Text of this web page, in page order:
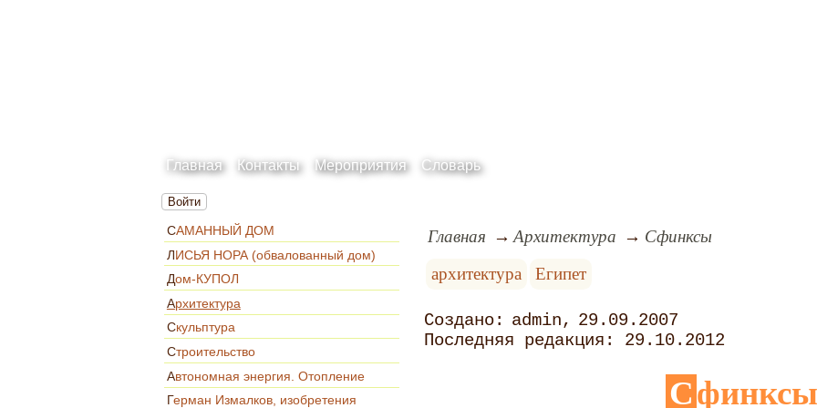
Главная Контакты Мероприятия Словарь
Войти
САМАННЫЙ ДОМ
ЛИСЬЯ НОРА (обвалованный дом)
Дом-КУПОЛ
Архитектура
Скульптура
Строительство
Автономная энергия. Отопление
Герман Измалков, изобретения
Главная Архитектура
Сфинксы
архитектура
Египет
admin
29.09.2007
29.10.2012